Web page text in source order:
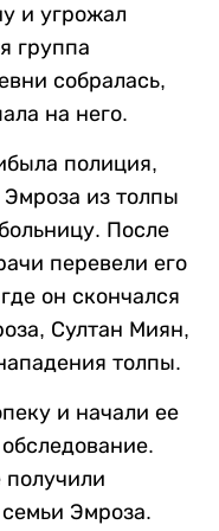
и угрожал
группа
собралась,
на него.
полиция,
из толпы
После
перевели его
он скончался
Султан Миян,
толпы.
и начали ее
Эмроза.